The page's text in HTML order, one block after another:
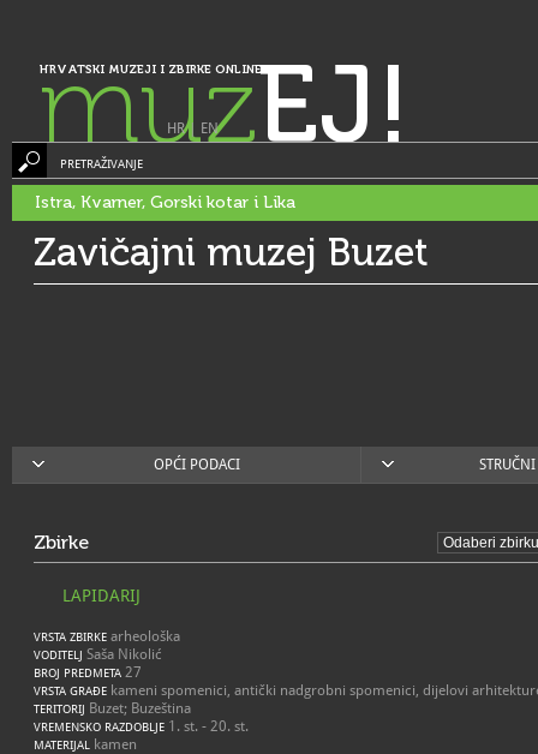
HRVATSKI MUZEJI I ZBIRKE ONLINE
muzEJ!
HR| EN
PRETRAŽIVANJE
Istra, Kvarner, Gorski kotar i Lika
Zavičajni muzej Buzet
OPĆI PODACI
Zbirke
LAPIDARIJ
VRSTA ZBIRKE arheološka
VODITELJ Saša Nikolić
BROJ PREDMETA 27
VRSTA GRAĐE kameni spomenici, antički nadgrobni spomenici, dijelovi
TERITORIJ Buzet; Buzeština
VREMENSKO RAZDOBLJE 1. st. - 20. st.
MATERIJAL kamen